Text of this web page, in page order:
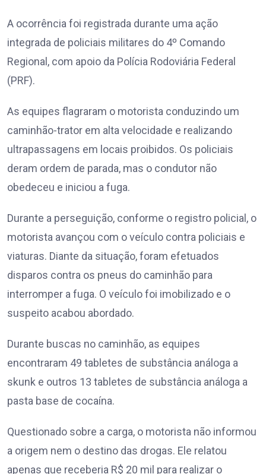
A ocorrência foi registrada durante uma ação
integrada de policiais militares do 4º Comando
Regional, com apoio da Polícia Rodoviária Federal
(PRF).
As equipes flagraram o motorista conduzindo um
caminhão-trator em alta velocidade e realizando
ultrapassagens em locais proibidos. Os policiais
deram ordem de parada, mas o condutor não
obedeceu e iniciou a fuga.
Durante a perseguição, conforme o registro policial, o
motorista avançou com o veículo contra policiais e
viaturas. Diante da situação, foram efetuados
disparos contra os pneus do caminhão para
interromper a fuga. O veículo foi imobilizado e o
suspeito acabou abordado.
Durante buscas no caminhão, as equipes
encontraram 49 tabletes de substância análoga a
skunk e outros 13 tabletes de substância análoga a
pasta base de cocaína.
Questionado sobre a carga, o motorista não informou
a origem nem o destino das drogas. Ele relatou
apenas que receberia R$ 20 mil para realizar o